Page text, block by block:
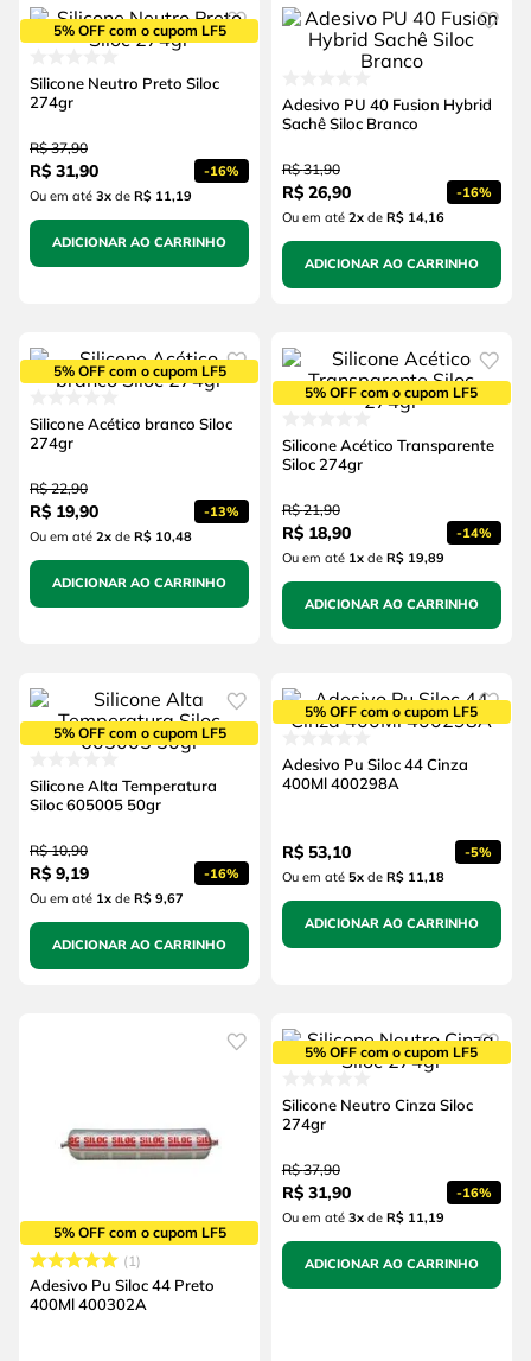
5% OFF com o cupom LF5
Silicone Neutro Preto Siloc
274gr
R$ 37,90
R$ 31,90 -16%
Ou em até 3xde R$ 11,19
ADICIONAR AO CARRINHO
Adesivo PU 40 Fusion Hybrid
Sachê Siloc Branco
R$ 31,90
R$ 26,90 -16%
Ou em até 2xde R$ 14,16
ADICIONAR AO CARRINHO
5% OFF com o cupom LF5
Silicone Acético branco Siloc
274gr
R$ 22,90
R$ 19,90 -13%
Ou em até 2xde R$ 10,48
ADICIONAR AO CARRINHO
5% OFF com o cupom LF5
Silicone Acético Transparente
Siloc 274gr
R$ 21,90
R$ 18,90 -14%
Ou em até 1xde R$ 19,89
ADICIONAR AO CARRINHO
5% OFF com o cupom LF5
Silicone Alta Temperatura
Siloc 605005 50gr
R$ 10,90
R$ 9,19 -16%
Ou em até 1xde R$ 9,67
ADICIONAR AO CARRINHO
5% OFF com o cupom LF5
Adesivo Pu Siloc 44 Cinza
400Ml 400298A
R$ 53,10 -5%
Ou em até 5xde R$ 11,18
ADICIONAR AO CARRINHO
5% OFF com o cupom LF5
1
Adesivo Pu Siloc 44 Preto
400Ml 400302A
5% OFF com o cupom LF5
Silicone Neutro Cinza Siloc
274gr
R$ 37,90
R$ 31,90 -16%
Ou em até 3xde R$ 11,19
ADICIONAR AO CARRINHO